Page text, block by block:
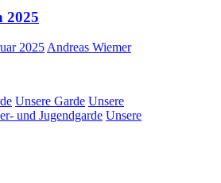
2025
2025 Andreas Wiemer
Unsere Garde Unsere
und Jugendgarde Unsere